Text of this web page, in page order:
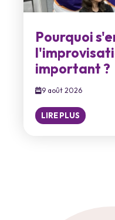
Pourquoi
important ?
9 août 2026
LIRE PLUS